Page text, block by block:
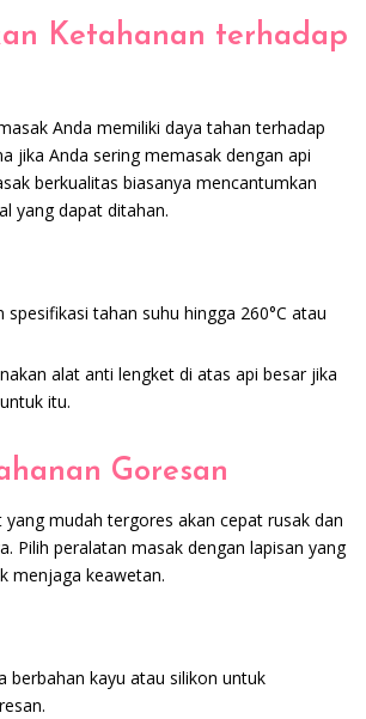
Ketahanan terhadap
Anda memiliki daya tahan terhadap
jika Anda sering memasak dengan api
berkualitas biasanya mencantumkan
yang dapat ditahan.
spesifikasi tahan suhu hingga 260°C atau
alat anti lengket di atas api besar jika
itu.
Goresan
yang mudah tergores akan cepat rusak dan
Pilih peralatan masak dengan lapisan yang
menjaga keawetan.
berbahan kayu atau silikon untuk